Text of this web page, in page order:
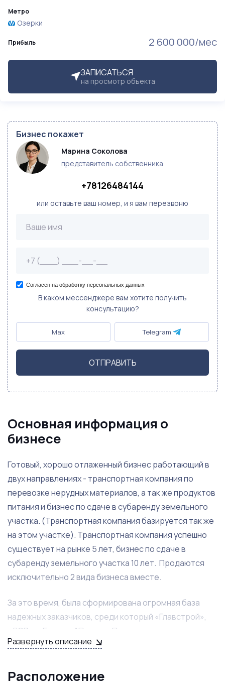
Прибыль 2 600 000/мес
ЗАПИСАТЬСЯ
на просмотр объекта
Метро
Озерки
Бизнес покажет
Марина Соколова
представитель собственника
+78126484144
или оставьте ваш номер, и я вам перезвоню
Согласен на обработку персональных данных
В каком мессенджере вам хотите получить
консультацию?
Max Telegram
ОТПРАВИТЬ
Основная информация о
бизнесе
Готовый, хорошо отлаженный бизнес работающий в
двух направлениях - транспортная компания по
перевозке нерудных материалов, а так же продуктов
питания и бизнес по сдаче в субаренду земельного
участка. (Транспортная компания базируется так же
на этом участке). Транспортная компания успешно
существует на рынке 5 лет, бизнес по сдаче в
субаренду земельного участка 10 лет. Продаются
исключительно 2 вида бизнеса вместе.
За это время, была сформирована огромная база
надежных заказчиков, среди который «Главстрой»,
«ЛСР» , «ГазстройПром», «Полюс» и т.д. и
арендаторов - все участки на данный момент сданы в
подтверждаются бухгалтерией, поэтому покупая
Развернуть описание
Расположение